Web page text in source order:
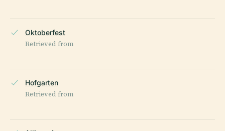
Oktoberfest
Retrieved from
Hofgarten
Retrieved from